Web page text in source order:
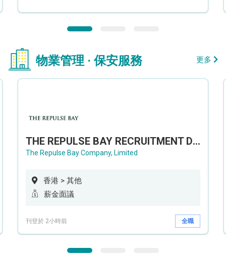
物業管理 · 保安服務 更多
THE REPULSE BAY RECRUITMENT DAY 淺水灣影灣園人才招聘會
The Repulse Bay Company, Limited
香港 > 其他
薪金面議
刊登於 2小時前 全職